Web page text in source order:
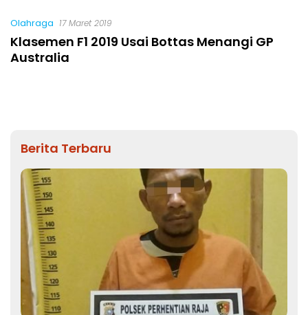
Olahraga 17 Maret 2019
Klasemen F1 2019 Usai Bottas Menangi GP
Australia
Berita Terbaru